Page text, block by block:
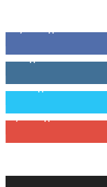
0 Підписників
234 Підписників
9,370 Підписників